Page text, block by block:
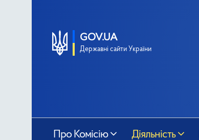
GOV.UA
Державні сайти України
Про Комісію Діяльність